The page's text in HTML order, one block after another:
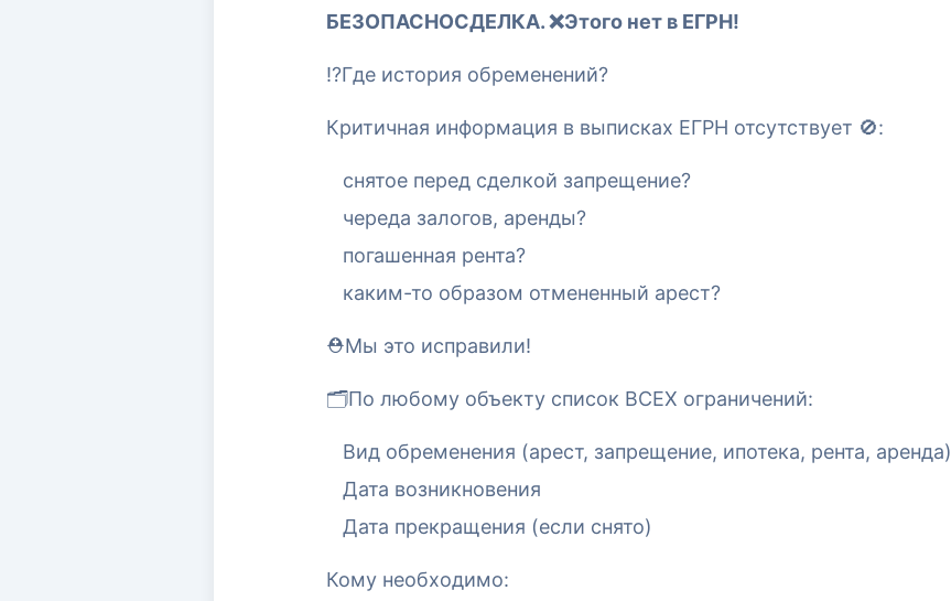
БЕЗОПАСНОСДЕЛКА. ❌Этого нет в ЕГРН!
⁉️Где история обременений?
Критичная информация в выписках ЕГРН отсутствует 🚫:
снятое перед сделкой запрещение?
череда залогов, аренды?
погашенная рента?
каким-то образом отмененный арест?
⛑Мы это исправили!
🗂По любому объекту список ВСЕХ ограничений:
Вид обременения (арест, запрещение, ипотека, рента, аренда)
Дата возникновения
Дата прекращения (если снято)
Кому необходимо: